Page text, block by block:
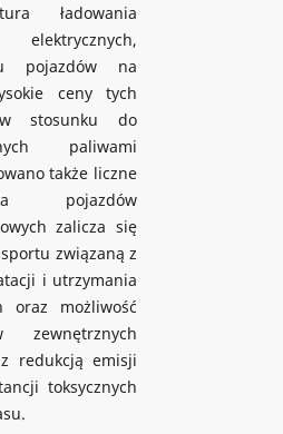
ładowania
pojazdów na
ceny tych
stosunku do
paliwami
także liczne
pojazdów
zalicza się
związaną z
i utrzymania
oraz możliwość
zewnętrznych
redukcją emisji
toksycznych